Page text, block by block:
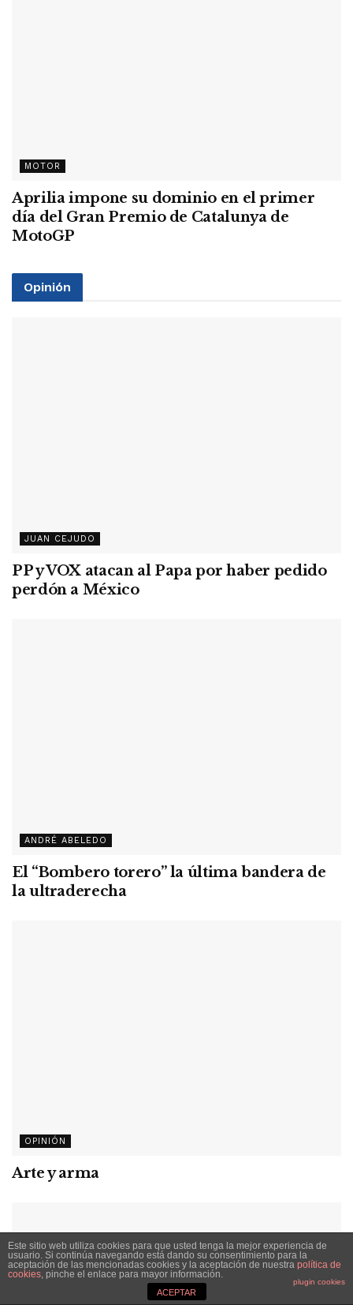
MOTOR
Aprilia impone su dominio en el primer
día del Gran Premio de Catalunya de
MotoGP
Opinión
JUAN CEJUDO
PP y VOX atacan al Papa por haber pedido
perdón a México
ANDRÉ ABELEDO
El “Bombero torero” la última bandera de
la ultraderecha
OPINIÓN
Arte y arma
Este sitio web utiliza cookies para que usted tenga la mejor experiencia de
usuario. Si continúa navegando está dando su consentimiento para la
aceptación de las mencionadas cookies y la aceptación de nuestra política de
cookies, pinche el enlace para mayor información.
plugin cookies
ACEPTAR